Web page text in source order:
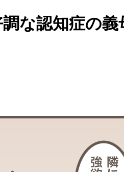
な認知症の義